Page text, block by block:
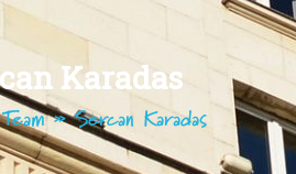
Karadas
Team»Sercan Karadas